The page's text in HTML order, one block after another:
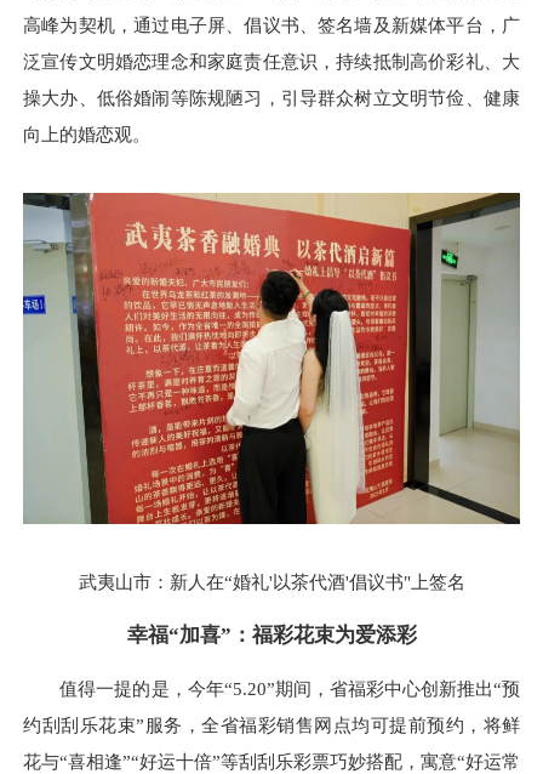
高峰为契机，通过电子屏、倡议书、签名墙及新媒体平台，广
泛宣传文明婚恋理念和家庭责任意识，持续抵制高价彩礼、大
操大办、低俗婚闹等陈规陋习，引导群众树立文明节俭、健康
向上的婚恋观。
武夷山市：新人在“婚礼'以茶代酒'倡议书"上签名
幸福“加喜”：福彩花束为爱添彩
值得一提的是，今年“5.20”期间，省福彩中心创新推出“预
约刮刮乐花束”服务，全省福彩销售网点均可提前预约，将鲜
花与“喜相逢”“好运十倍”等刮刮乐彩票巧妙搭配，寓意“好运常